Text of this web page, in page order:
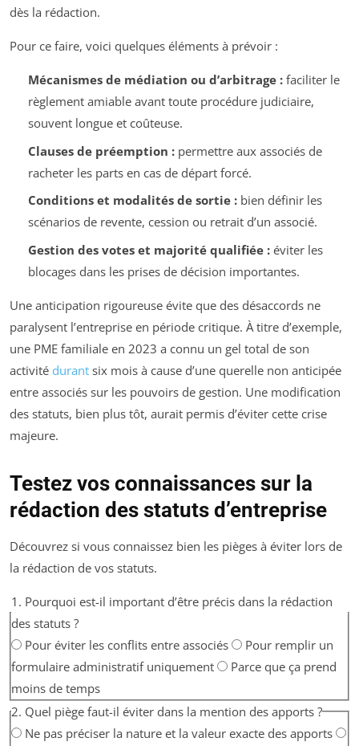
dès la rédaction.
Pour ce faire, voici quelques éléments à prévoir :
Mécanismes de médiation ou d’arbitrage :faciliter le
règlement amiable avant toute procédure judiciaire,
souvent longue et coûteuse.
Clauses de préemption :permettre aux associés de
racheter les parts en cas de départ forcé.
Conditions et modalités de sortie :bien définir les
scénarios de revente, cession ou retrait d’un associé.
Gestion des votes et majorité qualifiée :éviter les
blocages dans les prises de décision importantes.
Une anticipation rigoureuse évite que des désaccords ne
paralysent l’entreprise en période critique. À titre d’exemple,
une PME familiale en 2023 a connu un gel total de son
activité durant six mois à cause d’une querelle non anticipée
entre associés sur les pouvoirs de gestion. Une modification
des statuts, bien plus tôt, aurait permis d’éviter cette crise
majeure.
Testez vos connaissances sur la
rédaction des statuts d’entreprise
Découvrez si vous connaissez bien les pièges à éviter lors de
la rédaction de vos statuts.
1. Pourquoi est-il important d’être précis dans la rédaction
des statuts ?
Pour éviter les conflits entre associés
Pour remplir un
formulaire administratif uniquement
Parce que ça prend
moins de temps
2. Quel piège faut-il éviter dans la mention des apports ?
Ne pas préciser la nature et la valeur exacte des apports